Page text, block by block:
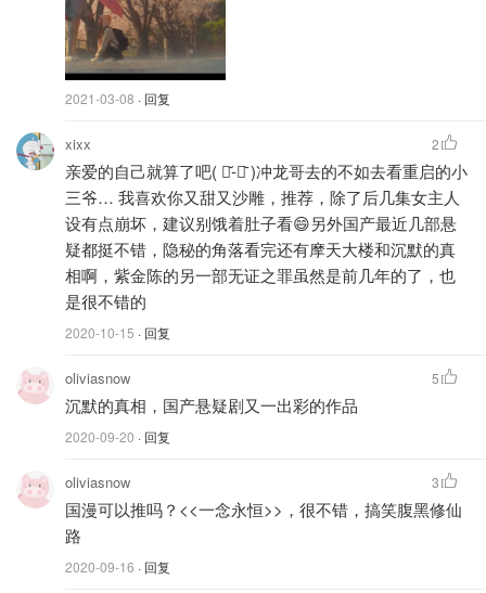
2021-03-08 · 回复
xixx
亲爱的自己就算了吧( ･᷄-･᷅ )冲龙哥去的不如去看重启的小
三爷… 我喜欢你又甜又沙雕，推荐，除了后几集女主人
设有点崩坏，建议别饿着肚子看😄另外国产最近几部悬
疑都挺不错，隐秘的角落看完还有摩天大楼和沉默的真
相啊，紫金陈的另一部无证之罪虽然是前几年的了，也
是很不错的
2020-10-15 · 回复
2
oliviasnow
沉默的真相，国产悬疑剧又一出彩的作品
2020-09-20 · 回复
5
oliviasnow
国漫可以推吗？<<一念永恒>>，很不错，搞笑腹黑修仙
路
2020-09-16 · 回复
3